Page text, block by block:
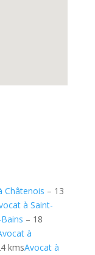
Châtenois – 13
à Saint-
– 18
à
kmsAvocat à